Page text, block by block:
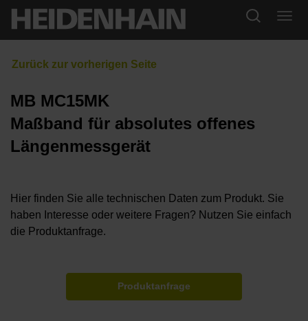
MB MC15MK
Maßband für absolutes offenes
Längenmessgerät
Hier finden Sie alle technischen Daten zum Produkt. Sie
haben Interesse oder weitere Fragen? Nutzen Sie einfach
die Produktanfrage.
Produktanfrage